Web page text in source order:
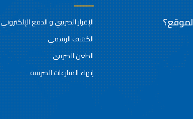
الإقرار الضريبي و الدفع الإلكتروني
الكشف الرسمي
الطعن الضريبي
إنهاء المنازعات الضريبية